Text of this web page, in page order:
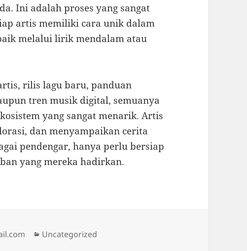
Ini adalah proses yang sangat
artis memiliki cara unik dalam
melalui lirik mendalam atau
rilis lagu baru, panduan
tren musik digital, semuanya
yang sangat menarik. Artis
dan menyampaikan cerita
pendengar, hanya perlu bersiap
yang mereka hadirkan.
Categories
Uncategorized